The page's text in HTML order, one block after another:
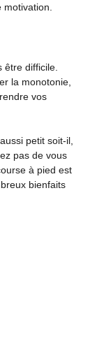
difficile.
la monotonie,
vos
petit soit-il,
pas de vous
à pied est
bienfaits